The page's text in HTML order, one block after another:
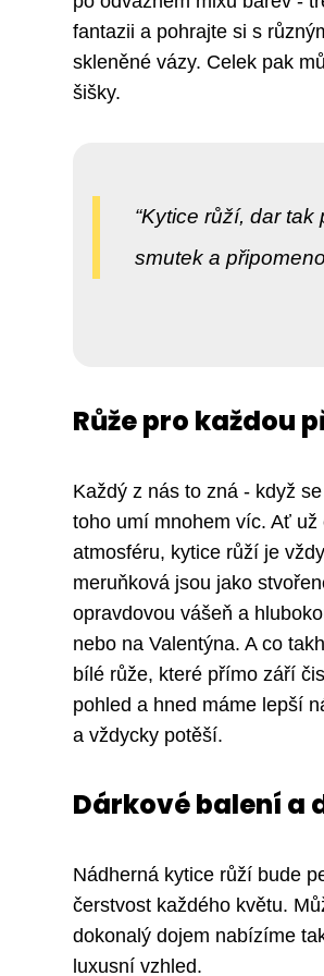
fantazii a pohrajte si s
skleněné vázy. Celek pak
šišky.
Kytice růží, dar tak
smutek a
Růže pro každou
Každý z nás to zná - když
toho umí mnohem víc. Ať
atmosféru, kytice růží je
meruňková jsou jako
opravdovou vášeň a
nebo na Valentýna. A co
bílé růže, které přímo září
pohled a hned máme lepší
a vždycky potěší.
Dárkové balení a
Nádherná kytice růží bude
čerstvost každého květu.
dokonalý dojem nabízíme
luxusní vzhled.